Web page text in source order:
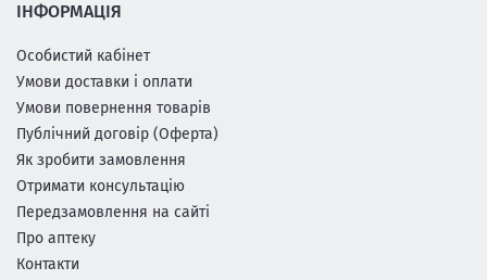
ІНФОРМАЦІЯ
Особистий кабінет
Умови доставки і оплати
Умови повернення товарів
Публічний договір (Оферта)
Як зробити замовлення
Отримати консультацію
Передзамовлення на сайті
Про аптеку
Контакти